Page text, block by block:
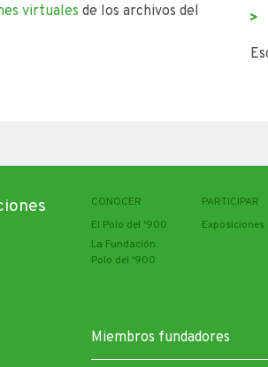
virtuales de los archivos del
CONOCER
El Polo del ‘900
La Fundación
Polo del ‘900
PARTICIPAR
Exposiciones
Miembros fundadores